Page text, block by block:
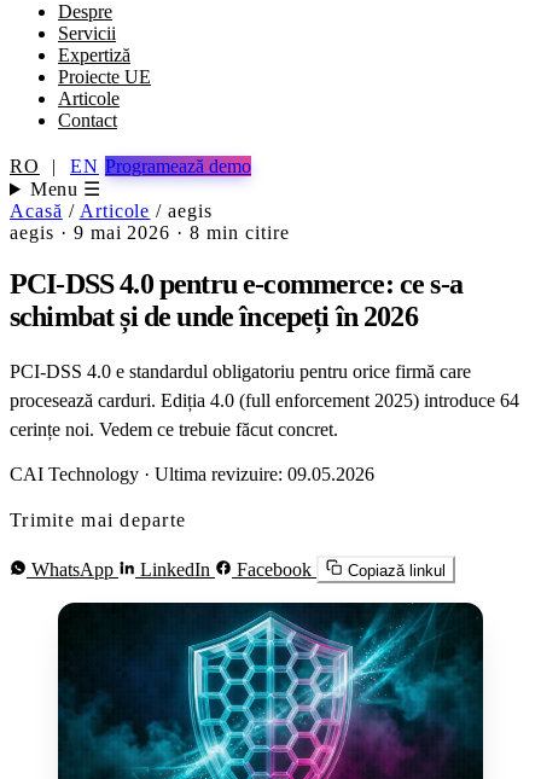
Despre
Servicii
Expertiză
Proiecte UE
Articole
Contact
RO | EN Programează demo
Menu ☰
Acasă / Articole / aegis
aegis · 9 mai 2026 · 8 min citire
PCI-DSS 4.0 pentru e-commerce: ce s-a
schimbat și de unde începeți în 2026
PCI-DSS 4.0 e standardul obligatoriu pentru orice firmă care
procesează carduri. Ediția 4.0 (full enforcement 2025) introduce 64
cerințe noi. Vedem ce trebuie făcut concret.
CAI Technology · Ultima revizuire: 09.05.2026
Trimite mai departe
WhatsApp LinkedIn Facebook Copiază linkul